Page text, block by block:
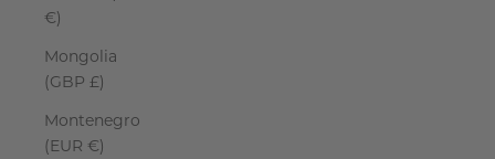
€)
Mongolia
(GBP £)
Montenegro
(EUR €)